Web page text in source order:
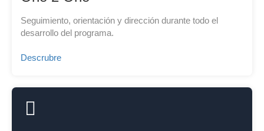
Seguimiento, orientación y dirección durante todo el
desarrollo del programa.
Descrubre